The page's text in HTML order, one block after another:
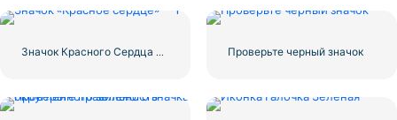
Значок Красного Сердца – 1 Проверьте черный значок